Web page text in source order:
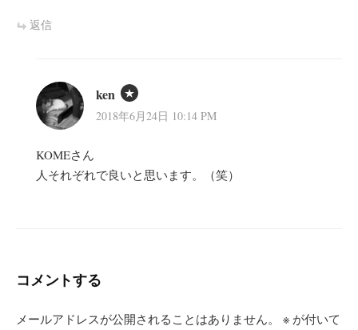
返信
ken
2018年6月24日 10:14 PM
KOMEさん
人それぞれで良いと思います。（笑）
コメントする
メールアドレスが公開されることはありません。 ※ が付いて